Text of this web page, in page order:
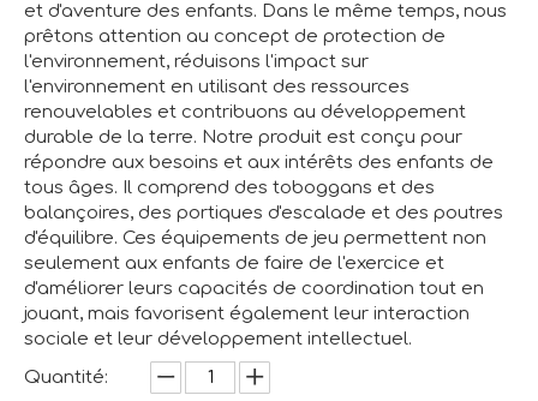
et d'aventure des enfants. Dans le même temps, nous
prêtons attention au concept de protection de
l'environnement, réduisons l'impact sur
l'environnement en utilisant des ressources
renouvelables et contribuons au développement
durable de la terre. Notre produit est conçu pour
répondre aux besoins et aux intérêts des enfants de
tous âges. Il comprend des toboggans et des
balançoires, des portiques d'escalade et des poutres
d'équilibre. Ces équipements de jeu permettent non
seulement aux enfants de faire de l'exercice et
d'améliorer leurs capacités de coordination tout en
jouant, mais favorisent également leur interaction
sociale et leur développement intellectuel.
Quantité: